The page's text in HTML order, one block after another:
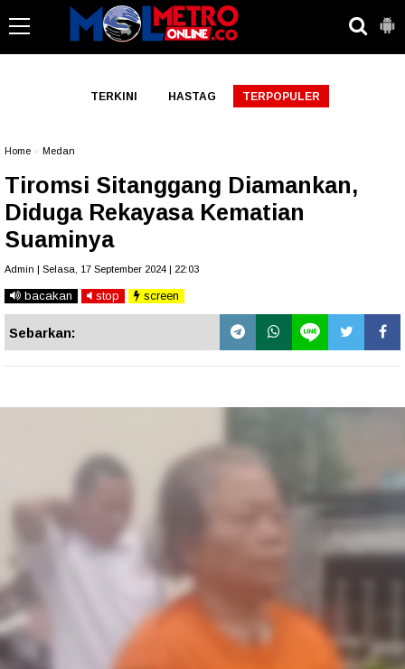
TERKINI HASTAG TERPOPULER
Home Medan
Tiromsi Sitanggang Diamankan,
Diduga Rekayasa Kematian
Suaminya
Admin | Selasa, 17 September 2024 | 22:03
bacakan stop screen
Sebarkan: